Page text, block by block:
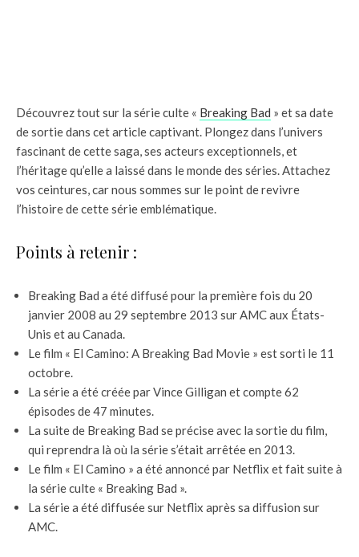
Découvrez tout sur la série culte « Breaking Bad » et sa date
de sortie dans cet article captivant. Plongez dans l’univers
fascinant de cette saga, ses acteurs exceptionnels, et
l’héritage qu’elle a laissé dans le monde des séries. Attachez
vos ceintures, car nous sommes sur le point de revivre
l’histoire de cette série emblématique.
Points à retenir :
Breaking Bad a été diffusé pour la première fois du 20
janvier 2008 au 29 septembre 2013 sur AMC aux États-
Unis et au Canada.
Le film « El Camino: A Breaking Bad Movie » est sorti le 11
octobre.
La série a été créée par Vince Gilligan et compte 62
épisodes de 47 minutes.
La suite de Breaking Bad se précise avec la sortie du film,
qui reprendra là où la série s’était arrêtée en 2013.
Le film « El Camino » a été annoncé par Netflix et fait suite à
la série culte « Breaking Bad ».
La série a été diffusée sur Netflix après sa diffusion sur
AMC.